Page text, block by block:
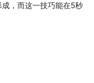
，而这一技巧能在5秒